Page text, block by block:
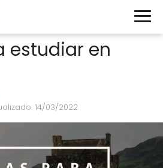
estudiar en
14/03/2022